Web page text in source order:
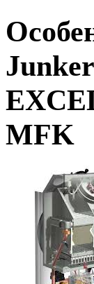
MFK